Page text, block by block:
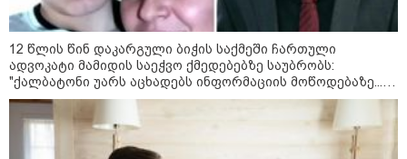
რატომ ჩაბნელდა საქართველო
მესამედ: საბოტაჟი, ტექნიკური
არაპროფესიონალიზმი?! -
სანდრო თვალჭრელიძის ანალიზი
12 წლის წინ დაკარგული ბიჭის საქმეში ჩართული
ადვოკატი მამიდის საეჭვო ქმედებებზე საუბრობს:
"ქალბატონი უარს აცხადებს ინფორმაციის მოწოდებაზე...
წლობით მიმდინარეობდა საქმის ჩაფარცხვის ოპერაცია"